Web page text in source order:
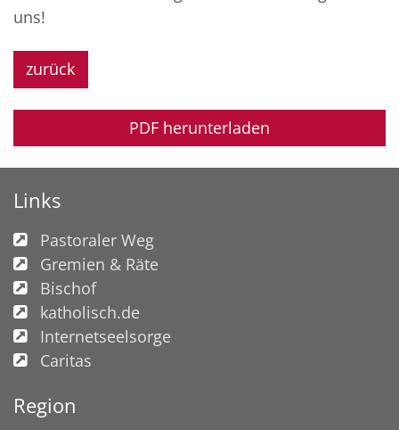
uns!
zurück
PDF herunterladen
Links
Pastoraler Weg
Gremien & Räte
Bischof
katholisch.de
Internetseelsorge
Caritas
Region